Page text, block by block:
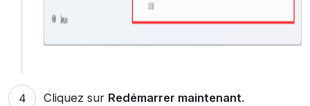
Cliquez sur Redémarrer maintenant.